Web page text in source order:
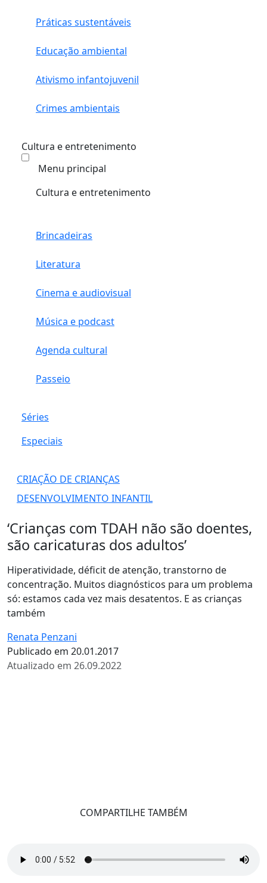
Práticas sustentáveis
Educação ambiental
Ativismo infantojuvenil
Crimes ambientais
Cultura e entretenimento
Menu principal
Cultura e entretenimento
Brincadeiras
Literatura
Cinema e audiovisual
Música e podcast
Agenda cultural
Passeio
Séries
Especiais
CRIAÇÃO DE CRIANÇAS
DESENVOLVIMENTO INFANTIL
‘Crianças com TDAH não são doentes,
são caricaturas dos adultos’
Hiperatividade, déficit de atenção, transtorno de
concentração. Muitos diagnósticos para um problema
só: estamos cada vez mais desatentos. E as crianças
também
Renata Penzani
Publicado em 20.01.2017
Atualizado em 26.09.2022
COMPARTILHE TAMBÉM